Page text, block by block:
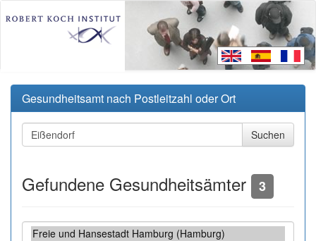
Gesundheitsamt nach Postleitzahl oder Ort
Gefundene Gesundheitsämter 3